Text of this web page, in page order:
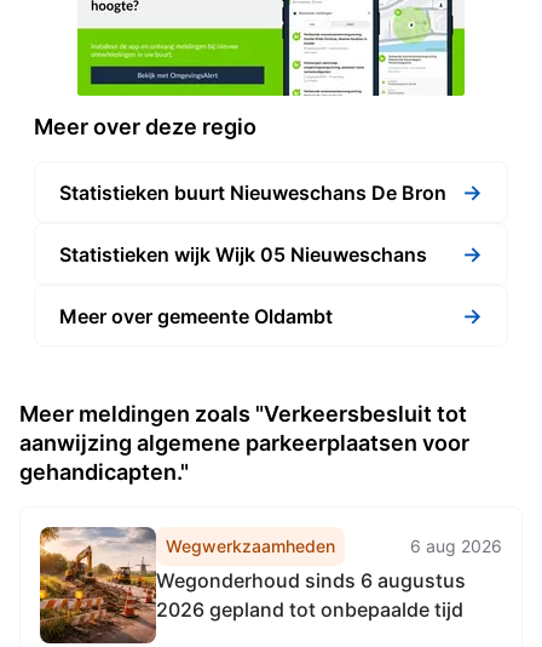
Meer over deze regio
Statistieken buurt Nieuweschans De Bron →
Statistieken wijk Wijk 05 Nieuweschans →
Meer over gemeente Oldambt →
Meer meldingen zoals "Verkeersbesluit tot
aanwijzing algemene parkeerplaatsen voor
gehandicapten."
Wegwerkzaamheden 6 aug 2026
Wegonderhoud sinds 6 augustus
2026 gepland tot onbepaalde tijd